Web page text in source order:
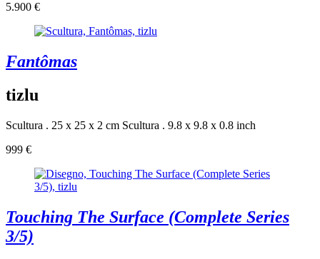
5.900 €
Fantômas
tizlu
Scultura . 25 x 25 x 2 cm Scultura . 9.8 x 9.8 x 0.8 inch
999 €
Touching The Surface (Complete Series
3/5)